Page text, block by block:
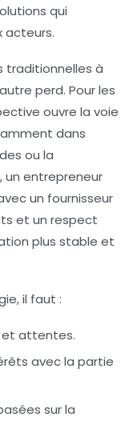
qui
acteurs.
traditionnelles à
perd. Pour les
ouvre la voie
dans
ou la
un entrepreneur
un fournisseur
et un respect
plus stable et
il faut :
et attentes.
avec la partie
sur la